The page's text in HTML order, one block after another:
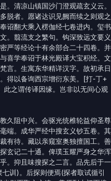
。清凉山镇国沙门澄观疏玄义云。
脱者。愿诸达识见阙而续之则观之
诏翻大乘入楞伽经七卷进内。玺书
。翦流支之繁句。钩深致远文要义
严等经论十有余部合二十四卷。并
喜学奉诏于林光殿译大宝积经。文
言。生寓东华精详汉字。故初承日
得以备询西宗增衍东美。[打-丁+
之谓传译因缘。岂非以无间心观
阻中兴。会驱光统椎轮益仰圣尊
端。成华严经中搜玄义钞五卷。其
有待。藏以亲窥室奥独擅国工。善
玄记二十通。俾璞玉耀严身之华浑
。抑且味搜探之二言。品先后于一
训)。后探则便焉(探者取试循引